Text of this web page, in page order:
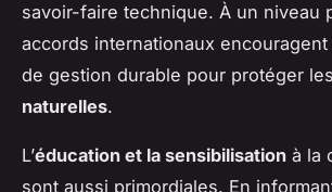
savoir-faire technique. À un niveau
accords internationaux
de gestion durable pour protéger les
naturelles.
L’éducation et la sensibilisation à la
sont aussi primordiales. En